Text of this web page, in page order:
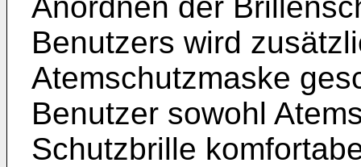
Benutzers wird
Atemschutzmaske
Benutzer sowohl
Schutzbrille